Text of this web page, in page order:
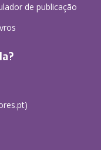
de publicação
)